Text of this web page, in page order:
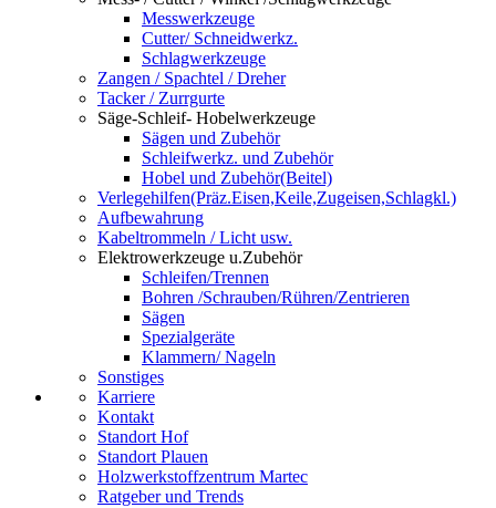
Messwerkzeuge
Cutter/ Schneidwerkz.
Schlagwerkzeuge
Zangen / Spachtel / Dreher
Tacker / Zurrgurte
Säge-Schleif- Hobelwerkzeuge
Sägen und Zubehör
Schleifwerkz. und Zubehör
Hobel und Zubehör(Beitel)
Verlegehilfen(Präz.Eisen,Keile,Zugeisen,Schlagkl.)
Aufbewahrung
Kabeltrommeln / Licht usw.
Elektrowerkzeuge u.Zubehör
Schleifen/Trennen
Bohren /Schrauben/Rühren/Zentrieren
Sägen
Spezialgeräte
Klammern/ Nageln
Sonstiges
Karriere
Kontakt
Standort Hof
Standort Plauen
Holzwerkstoffzentrum Martec
Ratgeber und Trends